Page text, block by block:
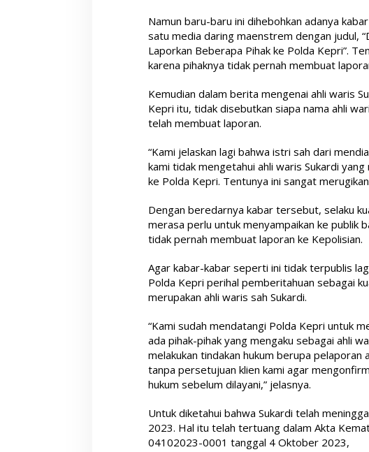
Namun baru-baru ini dihebohkan adanya
satu media daring maenstrem dengan judul,
Laporkan Beberapa Pihak ke Polda Kepri”.
karena pihaknya tidak pernah membuat
Kemudian dalam berita mengenai ahli waris
Kepri itu, tidak disebutkan siapa nama ahli
telah membuat laporan.
“Kami jelaskan lagi bahwa istri sah dari
kami tidak mengetahui ahli waris Sukardi
ke Polda Kepri. Tentunya ini sangat
Dengan beredarnya kabar tersebut, selaku
merasa perlu untuk menyampaikan ke publik
tidak pernah membuat laporan ke Kepolisian.
Agar kabar-kabar seperti ini tidak terpublis
Polda Kepri perihal pemberitahuan sebagai
merupakan ahli waris sah Sukardi.
“Kami sudah mendatangi Polda Kepri untuk
ada pihak-pihak yang mengaku sebagai ahli
melakukan tindakan hukum berupa pelaporan
tanpa persetujuan klien kami agar
hukum sebelum dilayani,” jelasnya.
Untuk diketahui bahwa Sukardi telah
2023. Hal itu telah tertuang dalam Akta
04102023-0001 tanggal 4 Oktober 2023,